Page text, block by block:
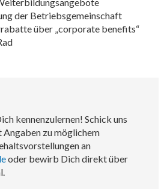
der Betriebsgemeinschaft
über „corporate benefits“
kennenzulernen! Schick uns
zu möglichem
an
oder bewirb Dich direkt über